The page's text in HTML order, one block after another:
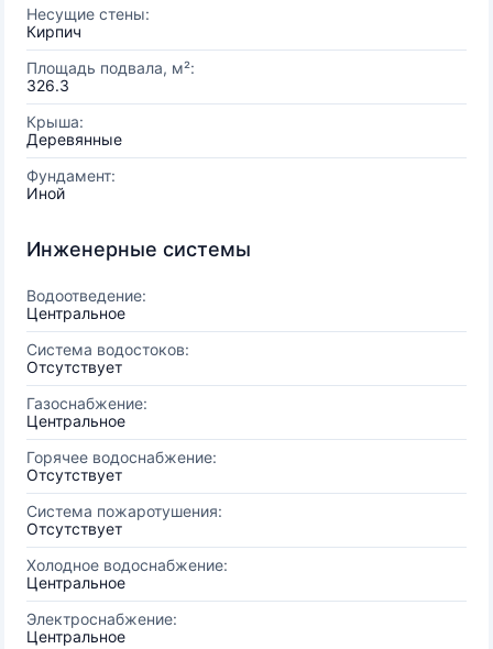
Несущие стены:
Кирпич
Площадь подвала, м²:
326.3
Крыша:
Деревянные
Фундамент:
Иной
Инженерные системы
Водоотведение:
Центральное
Система водостоков:
Отсутствует
Газоснабжение:
Центральное
Горячее водоснабжение:
Отсутствует
Система пожаротушения:
Отсутствует
Холодное водоснабжение:
Центральное
Электроснабжение:
Центральное